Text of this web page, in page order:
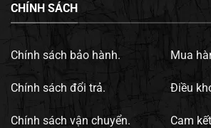
CHÍNH SÁCH
Chính sách bảo hành.
Chính sách đổi trả.
Chính sách vận chuyển.
Mua
Điều
Cam